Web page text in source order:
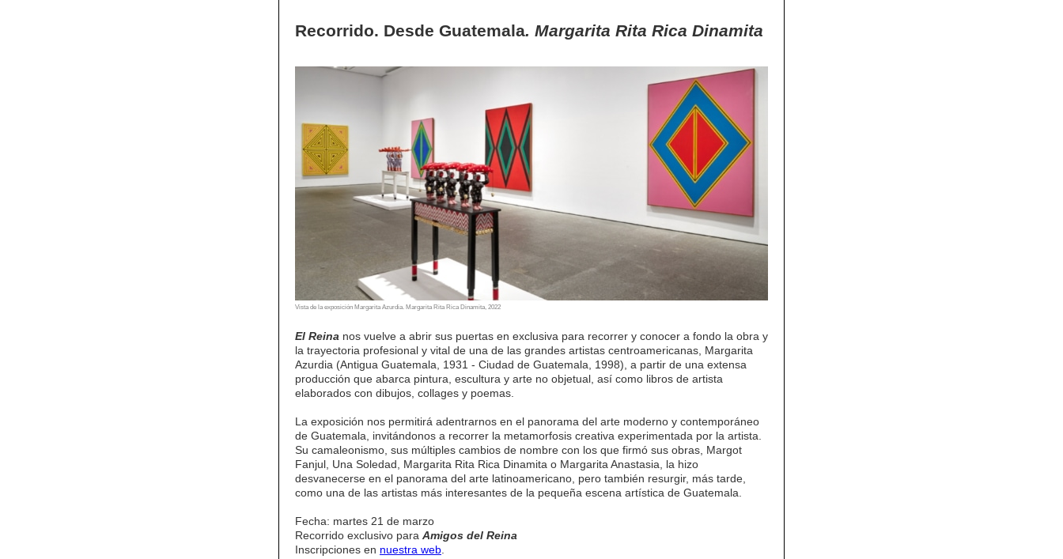
Recorrido. Desde Guatemala. Margarita Rita Rica Dinamita
Vista de la exposición Margarita Azurdia. Margarita Rita Rica Dinamita, 2022
El Reina nos vuelve a abrir sus puertas en exclusiva para recorrer y conocer a fondo la obra y
la trayectoria profesional y vital de una de las grandes artistas centroamericanas, Margarita
Azurdia (Antigua Guatemala, 1931 - Ciudad de Guatemala, 1998), a partir de una extensa
producción que abarca pintura, escultura y arte no objetual, así como libros de artista
elaborados con dibujos, collages y poemas.
La exposición nos permitirá adentrarnos en el panorama del arte moderno y contemporáneo
de Guatemala, invitándonos a recorrer la metamorfosis creativa experimentada por la artista.
Su camaleonismo, sus múltiples cambios de nombre con los que firmó sus obras, Margot
Fanjul, Una Soledad, Margarita Rita Rica Dinamita o Margarita Anastasia, la hizo
desvanecerse en el panorama del arte latinoamericano, pero también resurgir, más tarde,
como una de las artistas más interesantes de la pequeña escena artística de Guatemala.
Fecha: martes 21 de marzo
Recorrido exclusivo para Amigos del Reina
Inscripciones en nuestra web